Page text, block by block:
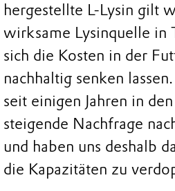
hergestellte L-Lysin gilt
wirksame Lysinquelle in
sich die Kosten in der
nachhaltig senken
seit einigen Jahren in
steigende Nachfrage
und haben uns deshalb
die Kapazitäten zu